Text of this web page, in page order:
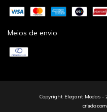
Meios de envio
Copyright Elegant Modas -